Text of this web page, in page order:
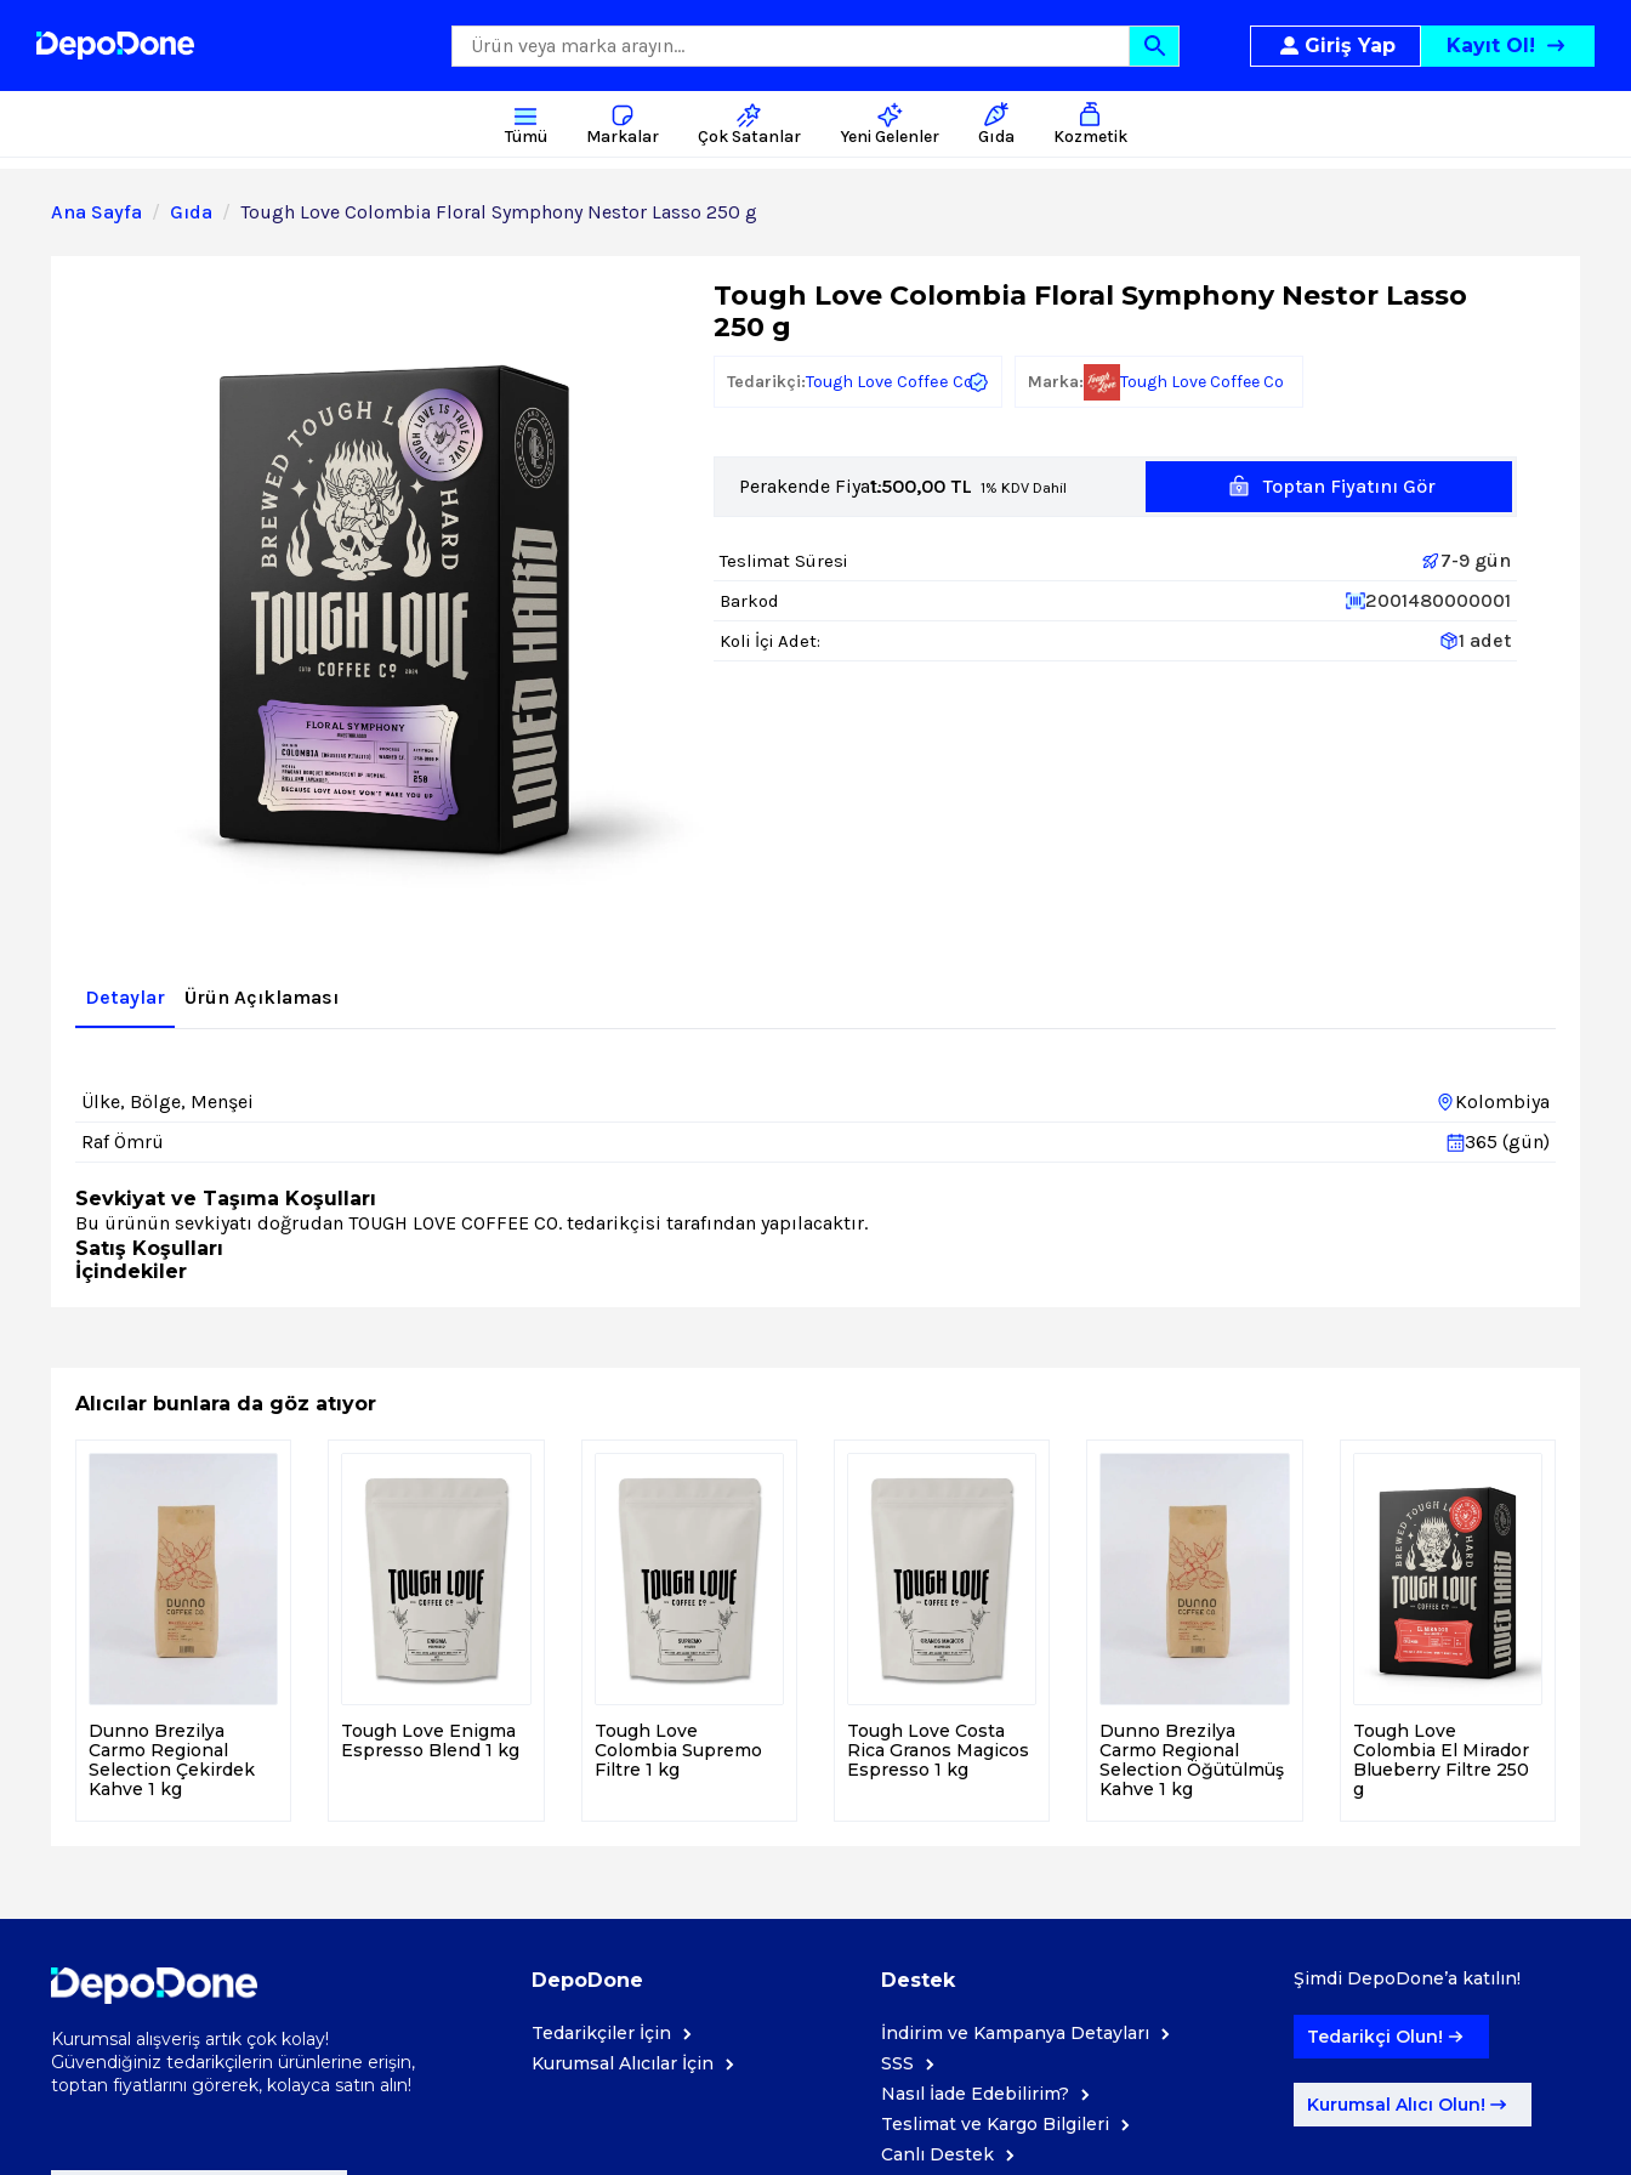
Giriş Yap Kayıt Ol!
Tümü Markalar Çok Satanlar Yeni Gelenler Gıda Kozmetik
Ana Sayfa Gıda Tough Love Colombia Floral Symphony Nestor Lasso 250 g
Tough Love Colombia Floral Symphony Nestor Lasso
250 g
Tedarikçi:Tough Love Coffee Co Marka: Tough Love Coffee Co
Perakende Fiyat:1.500,00 TL 1% KDV Dahil Toptan Fiyatını Gör
Teslimat Süresi 7-9 gün
Barkod 2001480000001
Koli İçi Adet: 1 adet
Detaylar Ürün Açıklaması
Ülke, Bölge, Menşei
Kolombiya
Raf Ömrü
365 (gün)
Sevkiyat ve Taşıma Koşulları
Bu ürünün sevkiyatı doğrudan TOUGH LOVE COFFEE CO. tedarikçisi tarafından yapılacaktır.
Satış Koşulları
İçindekiler
Alıcılar bunlara da göz atıyor
Dunno Brezilya
Carmo Regional
Selection Çekirdek
Kahve 1 kg
Tough Love Enigma
Espresso Blend 1 kg
Tough Love
Colombia Supremo
Filtre 1 kg
Tough Love Costa
Rica Granos Magicos
Espresso 1 kg
Dunno Brezilya
Carmo Regional
Selection Öğütülmüş
Kahve 1 kg
Tough Love
Colombia El Mirador
Blueberry Filtre 250
g
Kurumsal alışveriş artık çok kolay!
Güvendiğiniz tedarikçilerin ürünlerine erişin,
toptan fiyatlarını görerek, kolayca satın alın!
DepoDone
Tedarikçiler İçin
Kurumsal Alıcılar İçin
Destek
İndirim ve Kampanya Detayları
SSS
Nasıl İade Edebilirim?
Teslimat ve Kargo Bilgileri
Canlı Destek
Şimdi DepoDone’a katılın!
Tedarikçi Olun!
Kurumsal Alıcı Olun!